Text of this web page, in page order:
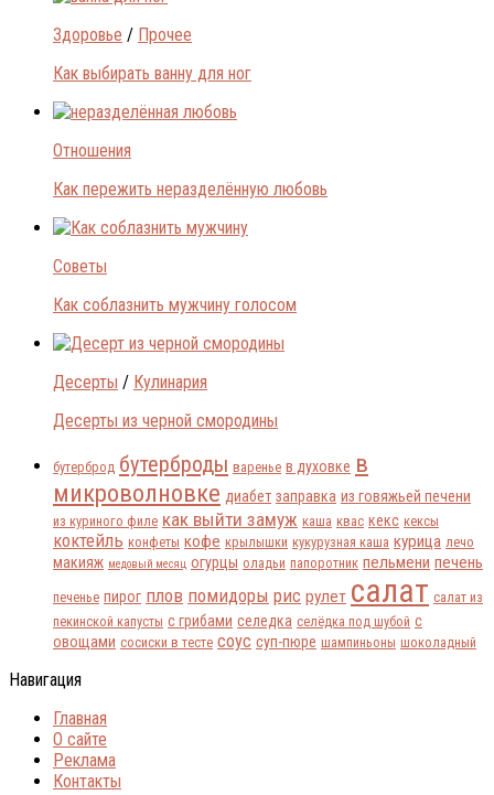
Здоровье / Прочее
Как выбирать ванну для ног
Отношения
Как пережить неразделённую любовь
Советы
Как соблазнить мужчину голосом
Десерты / Кулинария
Десерты из черной смородины
бутерброд бутерброды варенье в духовке в
микроволновке диабет заправка из говяжьей печени
из куриного филе как выйти замуж каша квас кекс кексы
коктейль конфеты кофе крылышки кукурузная каша курица лечо
макияж медовый месяц огурцы оладьи папоротник пельмени печень
печенье пирог плов помидоры рис рулет салат салат из
пекинской капусты с грибами селедка селёдка под шубой с
овощами сосиски в тесте соус суп-пюре шампиньоны шоколадный
Навигация
Главная
О сайте
Реклама
Контакты